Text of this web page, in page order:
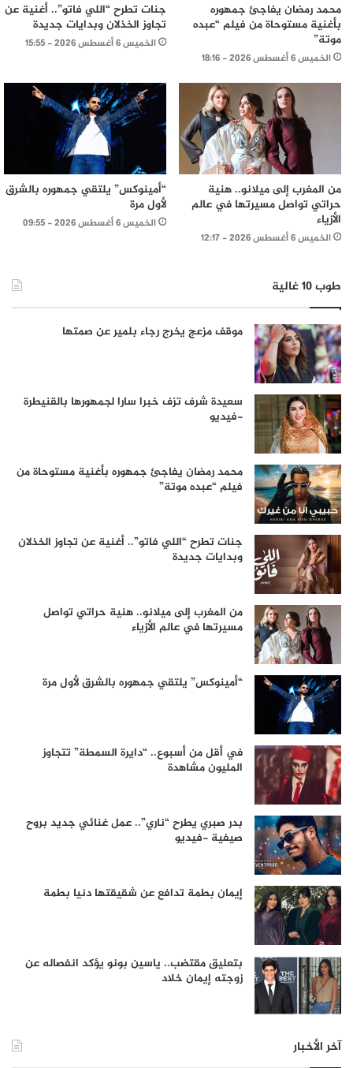
محمد رمضان يفاجئ جمهوره
بأغنية مستوحاة من فيلم “عبده
موتة”
الخميس 6 أغسطس 2026 - 18:16
جنات تطرح “اللي فاتو”.. أغنية عن
تجاوز الخذلان وبدايات جديدة
الخميس 6 أغسطس 2026 - 15:55
من المغرب إلى ميلانو.. هنية
حراتي تواصل مسيرتها في عالم
الأزياء
الخميس 6 أغسطس 2026 - 12:17
“أمينوكس” يلتقي جمهوره بالشرق
لأول مرة
الخميس 6 أغسطس 2026 - 09:55
طوب 10 غالية
موقف مزعج يخرج رجاء بلمير عن صمتها
سعيدة شرف تزف خبرا سارا لجمهورها بالقنيطرة
-فيديو
محمد رمضان يفاجئ جمهوره بأغنية مستوحاة من
فيلم “عبده موتة”
جنات تطرح “اللي فاتو”.. أغنية عن تجاوز الخذلان
وبدايات جديدة
من المغرب إلى ميلانو.. هنية حراتي تواصل
مسيرتها في عالم الأزياء
“أمينوكس” يلتقي جمهوره بالشرق لأول مرة
في أقل من أسبوع.. “دايرة السمطة” تتجاوز
المليون مشاهدة
بدر صبري يطرح “ناري”.. عمل غنائي جديد بروح
صيفية -فيديو
إيمان بطمة تدافع عن شقيقتها دنيا بطمة
بتعليق مقتضب.. ياسين بونو يؤكد انفصاله عن
زوجته إيمان خلاد
آخر الأخبار